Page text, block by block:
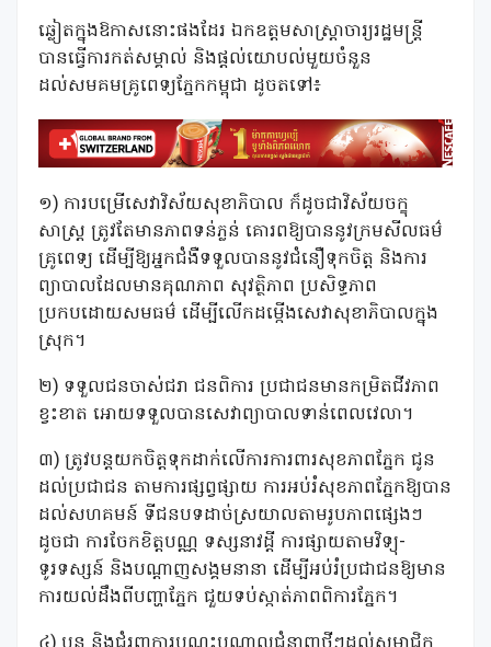
ឆ្លៀតក្នុងឱកាសនោះផងដែរ ឯកឧត្តមសាស្រ្តាចារ្យរដ្ឋមន្រ្តី
បានធ្វើការកត់សម្គាល់ និងផ្តល់យោបល់មួយចំនួន
ដល់សមគមគ្រូពេទ្យភ្នែកកម្ពុជា ដូចតទៅ៖
១) ការបម្រើសេវាវិស័យសុខាភិបាល ក៏ដូចជាវិស័យចក្ខុ
សាស្រ្ត ត្រូវតែមានភាពទន់ភ្លន់ គោរពឱ្យបាននូវក្រមសីលធម៌
គ្រូពេទ្យ ដើម្បីឱ្យអ្នកជំងឺទទួលបាននូវជំនឿទុកចិត្ត និងការ
ព្យាបាលដែលមានគុណភាព សុវត្ថិភាព ប្រសិទ្ធភាព
ប្រកបដោយសមធម៌ ដើម្បីលើកដម្កើងសេវាសុខាភិបាលក្នុង
ស្រុក។
២) ទទួលជនចាស់ជរា ជនពិការ ប្រជាជនមានកម្រិតជីវភាព
ខ្វះខាត អោយទទួលបានសេវាព្យាបាលទាន់ពេលវេលា។
៣) ត្រូវបន្តយកចិត្តទុកដាក់លើការការពារសុខភាពភ្នែក ជូន
ដល់ប្រជាជន តាមការផ្សព្វផ្សាយ ការអប់រំសុខភាពភ្នែកឱ្យបាន
ដល់សហគមន៍ ទីជនបទដាច់ស្រយាលតាមរូបភាពផ្សេងៗ
ដូចជា ការចែកខិត្តបណ្ណ ទស្សនាវដ្តី ការផ្សាយតាមវិទ្យុ-
ទូរទស្សន៍ និងបណ្តាញសង្គមនានា ដើម្បីអប់រំប្រជាជនឱ្យមាន
ការយល់ដឹងពីបញ្ហាភ្នែក ជួយទប់ស្កាត់ភាពពិការភ្នែក។